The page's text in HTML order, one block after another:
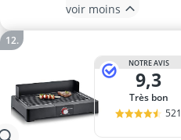
voir moins
NOTRE AVIS
9,3
Très bon
521